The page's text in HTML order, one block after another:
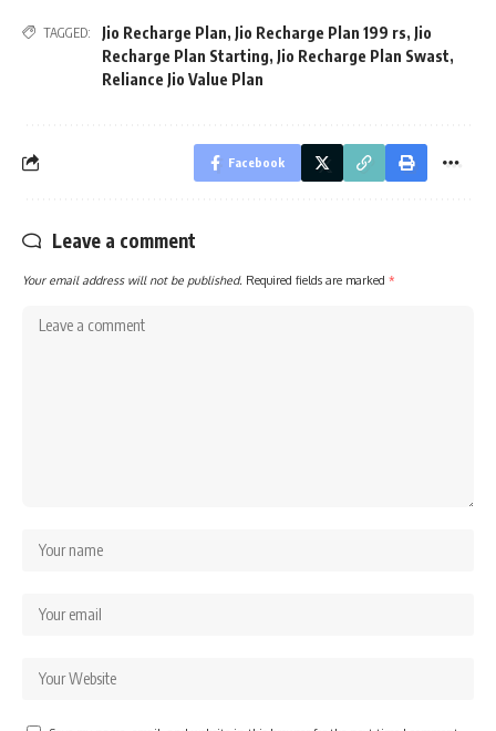
TAGGED: Jio Recharge Plan, Jio Recharge Plan 199 rs, Jio
Recharge Plan Starting, Jio Recharge Plan Swast,
Reliance Jio Value Plan
Facebook
Leave a comment
Your email address will not be published. Required fields are marked *